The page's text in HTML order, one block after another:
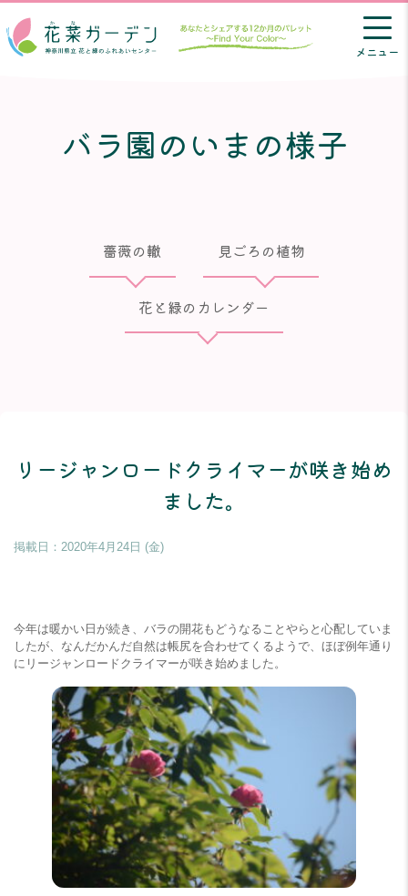
メニュー
バラ園のいまの様子
薔薇の轍 見ごろの植物
花と緑のカレンダー
リージャンロードクライマーが咲き始め
ました。
掲載日： 2020年4月24日 (金)
今年は暖かい日が続き、バラの開花もどうなることやらと心配していま
したが、なんだかんだ自然は帳尻を合わせてくるようで、ほぼ例年通り
にリージャンロードクライマーが咲き始めました。